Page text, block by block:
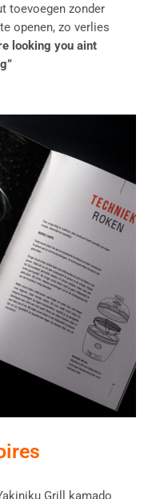
toevoegen zonder
openen, zo verlies
looking you aint